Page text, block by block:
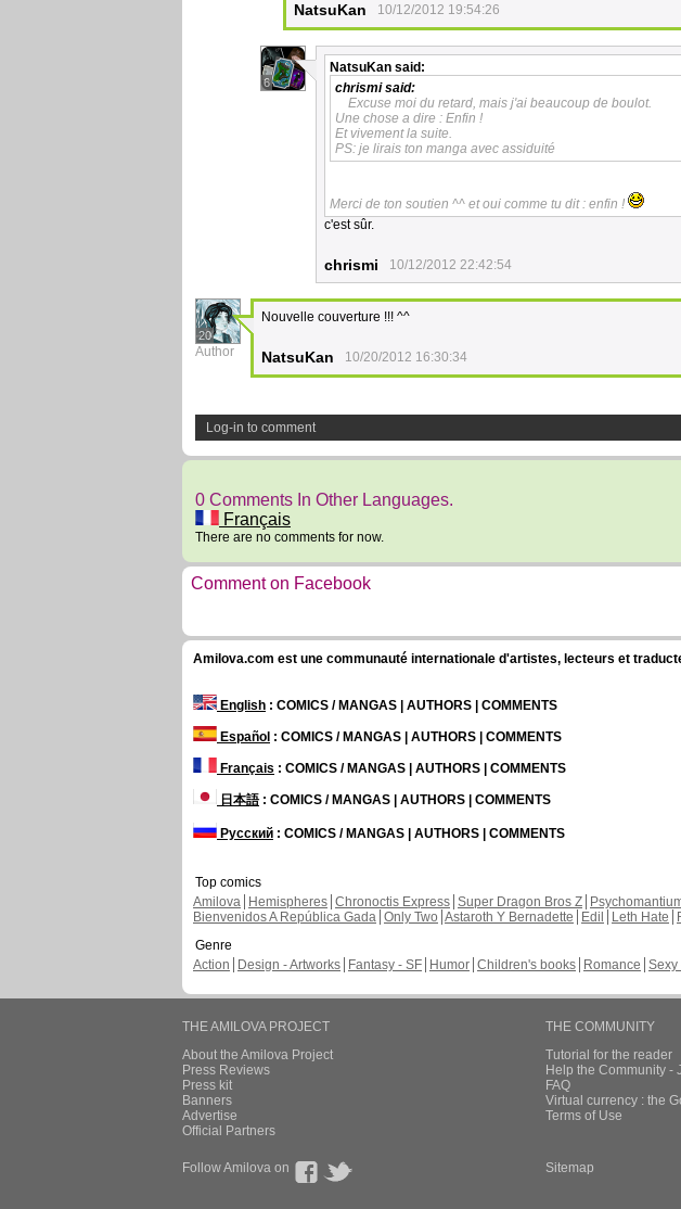
NatsuKan 10/12/2012 19:54:26
6
NatsuKan said:
chrismisaid:
Excuse moi du retard, mais j'ai beaucoup de boulot.
Une chose a dire : Enfin !
Et vivement la suite.
PS: je lirais ton manga avec assiduité
Merci de ton soutien ^^ et oui comme tu dit : enfin !
c'est sûr.
chrismi 10/12/2012 22:42:54
20
Author
Nouvelle couverture !!! ^^
NatsuKan 10/20/2012 16:30:34
Log-in to comment
0 Comments In Other Languages.
Français
There are no comments for now.
Comment on Facebook
Amilova.com est une communauté internationale d'artistes, lecteurs et
English : COMICS / MANGAS | AUTHORS | COMMENTS
Español : COMICS / MANGAS | AUTHORS | COMMENTS
Français : COMICS / MANGAS | AUTHORS | COMMENTS
日本語: COMICS / MANGAS | AUTHORS | COMMENTS
Русский : COMICS / MANGAS | AUTHORS | COMMENTS
Top comics
Amilova
Hemispheres Chronoctis Express Super Dragon Bros Z
Bienvenidos A República Gada Only Two Astaroth Y Bernadette Edil Leth Hate
Genre
Action
Design - Artworks Fantasy - SF Humor Children's books Romance Sexy
THE AMILOVA PROJECT
About the Amilova Project
Press Reviews
Press kit
Banners
Advertise
Official Partners
THE COMMUNITY
Tutorial for the reader
Help the Community -
FAQ
Virtual currency : the
Terms of Use
Follow Amilova on Sitemap